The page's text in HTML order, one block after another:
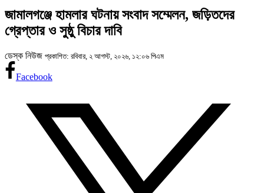
জামালগঞ্জে হামলার ঘটনায় সংবাদ সম্মেলন, জড়িতদের
গ্রেপ্তার ও সুষ্ঠু বিচার দাবি
ডেস্ক নিউজ প্রকাশিত: রবিবার, ২ আগস্ট, ২০২৬, ১২:০৬ পিএম
Facebook